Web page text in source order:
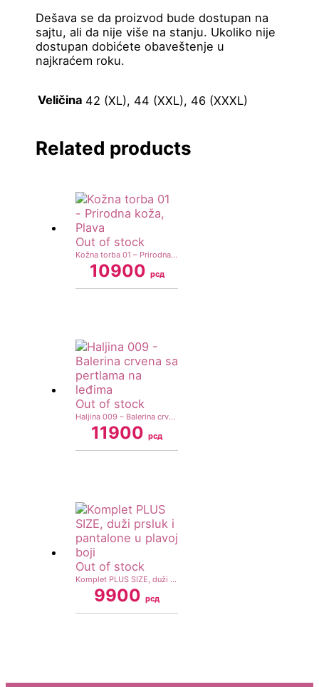
Dešava se da proizvod bude dostupan na
sajtu, ali da nije više na stanju. Ukoliko nije
dostupan dobićete obaveštenje u
najkraćem roku.
Veličina 42 (XL), 44 (XXL), 46 (XXXL)
Related products
Out of stock
Kožna torba 01 – Prirodna koža, Plava
10900 рсд
Out of stock
Haljina 009 – Balerina crvena sa pertlama na leđima
11900рсд
Out of stock
Komplet PLUS SIZE, duži prsluk i pantalone u plavoj boji
9900рсд